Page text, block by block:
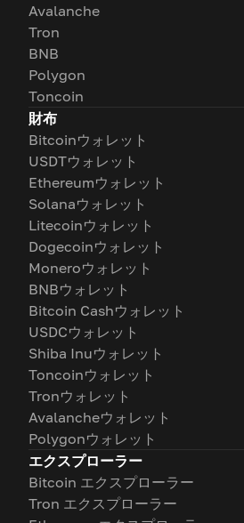
Avalanche
Tron
BNB
Polygon
Toncoin
財布
Bitcoinウォレット
USDTウォレット
Ethereumウォレット
Solanaウォレット
Litecoinウォレット
Dogecoinウォレット
Moneroウォレット
BNBウォレット
Bitcoin Cashウォレット
USDCウォレット
Shiba Inuウォレット
Toncoinウォレット
Tronウォレット
Avalancheウォレット
Polygonウォレット
エクスプローラー
Bitcoin エクスプローラー
Tron エクスプローラー